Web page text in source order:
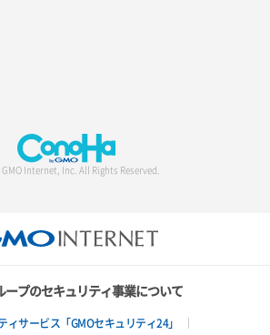
Internet, Inc. All Rights Reserved.
プのセキュリティ事業について
サービス「GMOセキュリティ24」